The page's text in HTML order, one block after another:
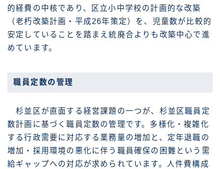
的経費の中核であり、区立小中学校の計画的な改築
（老朽改築計画・平成26年策定）を、児童数が比較的
安定していることを踏まえ統廃合よりも改築中心で進
めています。
職員定数の管理
杉並区が直面する経営課題の一つが、杉並区職員定
数計画に基づく職員定数の管理です。多様化・複雑化
する行政需要に対応する業務量の増加と、定年退職の
増加・採用環境の悪化に伴う職員確保の困難という需
給ギャップへの対応が求められています。人件費構成